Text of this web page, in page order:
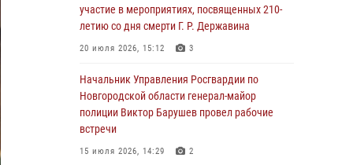
Чемпионате Северо-Западного округа
Сотрудники новгородской Росгвардии
встретились с детьми из детского лагеря
04 августа 2026, 09:13
участие в мероприятиях, посвященных 210-
летию со дня смерти Г. Р. Державина
20 июля 2026, 15:12 3
Начальник Управления Росгвардии по
Новгородской области генерал-майор
полиции Виктор Барушев провел рабочие
встречи
15 июля 2026, 14:29 2